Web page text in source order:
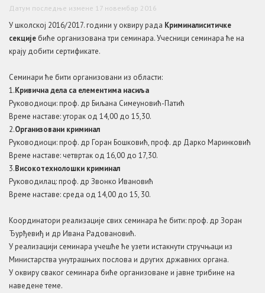
Датум последње измене 17 новембар 2016
У школској 2016/2017. години у оквиру рада Криминалиситичке
секције биће организована три семинара. Учесници семинара ће на
крају добити сертификате.
Семинари ће бити организовани из области:
1.Кривична дела са елементима насиља
Руководиоци: проф. др Биљана Симеуновић-Патић
Време наставе: уторак од 14,00 до 15,30.
2.Организовани криминал
Руководиоци: проф. др Горан Бошковић, проф. др Дарко Маринковић
Време наставе: четвртак од 16,00 до 17,30.
3.Високотехнолошки криминал
Руководилац: проф. др Звонко Ивановић
Време наставе: среда од 14,00 до 15, 30.
Координатори реализације свих семинара ће бити: проф. др Зоран
Ђурђевиђ и др Ивана Радовановић.
У реализацији семинара учешће ће узети истакнути стручњаци из
Министарства унутрашњих послова и других државних органа.
У оквиру сваког семинара биће организоване и јавне трибине на
наведене теме.